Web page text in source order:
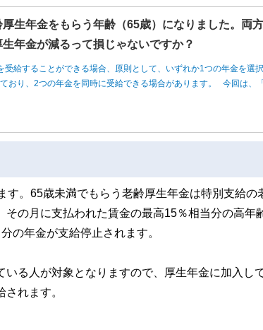
生年金をもらう年齢（65歳）になりました。両
年金が減るって損じゃないですか？
給することができる場合、原則として、いずれか1つの年金を選
おり、2つの年金を同時に受給できる場合があります。 今回は、
。65歳未満でもらう老齢厚生年金は特別支給の
の月に支払われた賃金の最高15％相当分の高年
の年金が支給停止されます。
る人が対象となりますので、厚生年金に加入し
れます。